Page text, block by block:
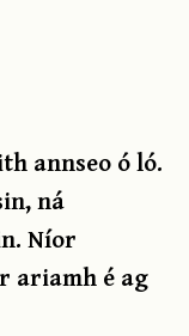
annseo ó ló.
ná
Níor
ariamh é ag